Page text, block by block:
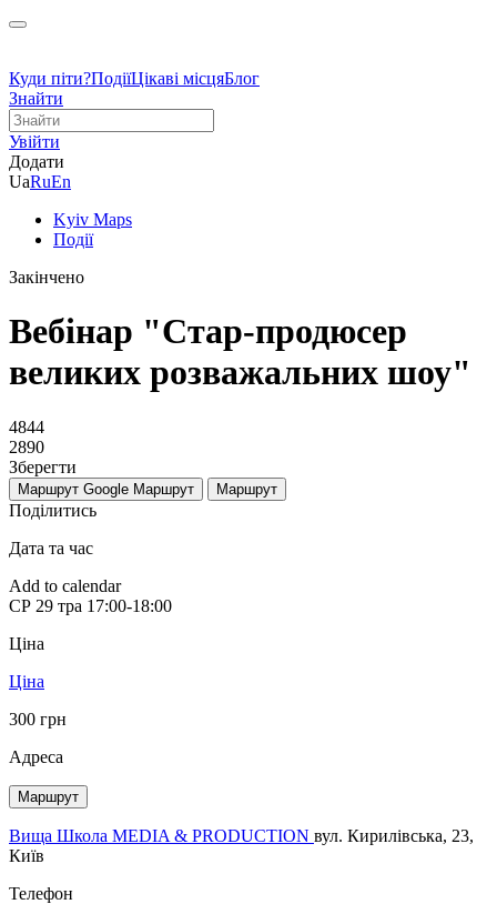
Куди піти?ПодіїЦікаві місцяБлог
Знайти
Увійти
Додати
UaRuEn
Kyiv Maps
Події
Закінчено
Вебінар "Стар-продюсер
великих розважальних шоу"
4844
2890
Зберегти
Маршрут Google Маршрут Маршрут
Поділитись
Дата та час
Add to calendar
СР 29 тра 17:00-18:00
Ціна
Ціна
300 грн
Адреса
Маршрут
Вища Школа MEDIA & PRODUCTION вул. Кирилівська, 23,
Київ
Телефон